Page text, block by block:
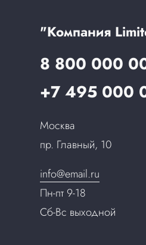
"Компания
8 800 000
+7 495 000
Москва
пр. Главный, 10
info@email.ru
Пн-пт 9-18
Сб-Вс выходной